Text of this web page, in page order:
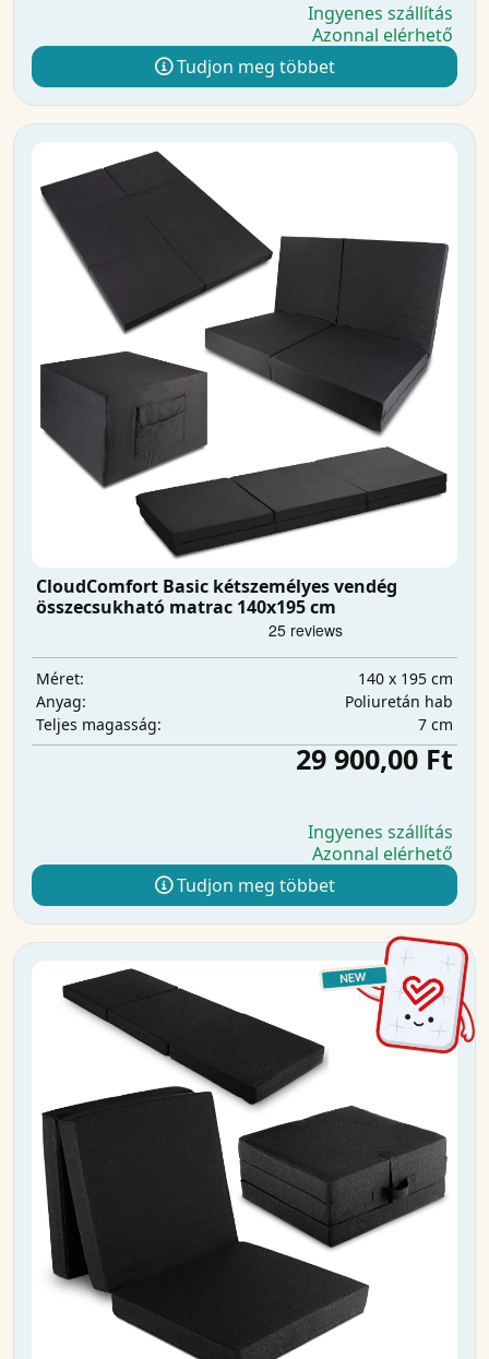
Ingyenes szállítás
Azonnal elérhető
Tudjon meg többet
CloudComfort Basic kétszemélyes vendég
összecsukható matrac 140x195 cm
Méret:
140 x 195 cm
Anyag:
Poliuretán hab
Teljes magasság:
7 cm
29 900,00 Ft
Ingyenes szállítás
Azonnal elérhető
Tudjon meg többet